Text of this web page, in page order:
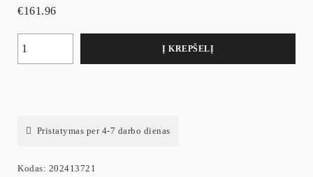
€161.96
Į KREPŠELĮ
Pristatymas per 4-7 darbo dienas
Kodas: 202413721